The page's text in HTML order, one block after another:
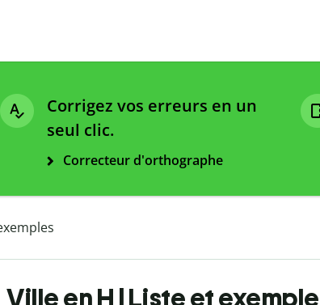
Corrigez vos erreurs en un
seul clic.
Correcteur d'orthographe
Ville en H | Liste et